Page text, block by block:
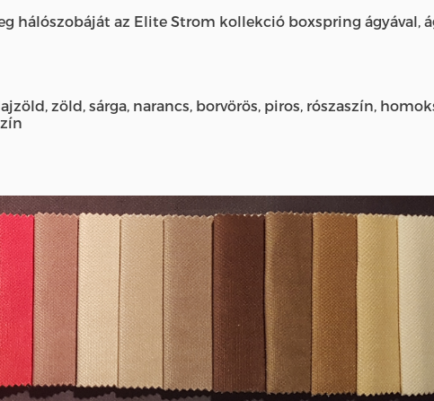
hálószobáját az Elite Strom kollekció boxspring ágyával,
zöld, sárga, narancs, borvörös, piros, rószaszín,